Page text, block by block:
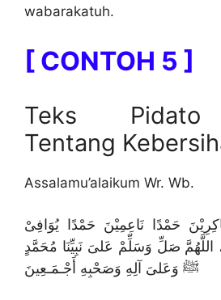
wabarakatuh.
[ CONTOH 5 ]
Teks Pidato
Tentang
Assalamu’alaikum Wr. Wb.
حَمْدًا نَاعِمِيْنَ حَمْدًا يُوَافِىْ
اللَّهُمَّ صَلِّ وَسَلِّمْ عَلىَ نَبِيِّنَا مُحَمَّدٍ
ﷺ وَعَلىَ آلِهِ وَصَحْبِهِ أَجْـمَـعِينَ